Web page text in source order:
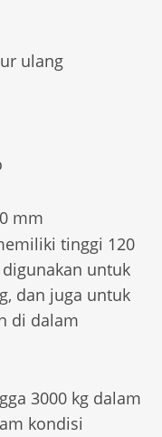
ulang
tinggi 120
untuk
dan juga untuk
di dalam
3000 kg dalam
kondisi